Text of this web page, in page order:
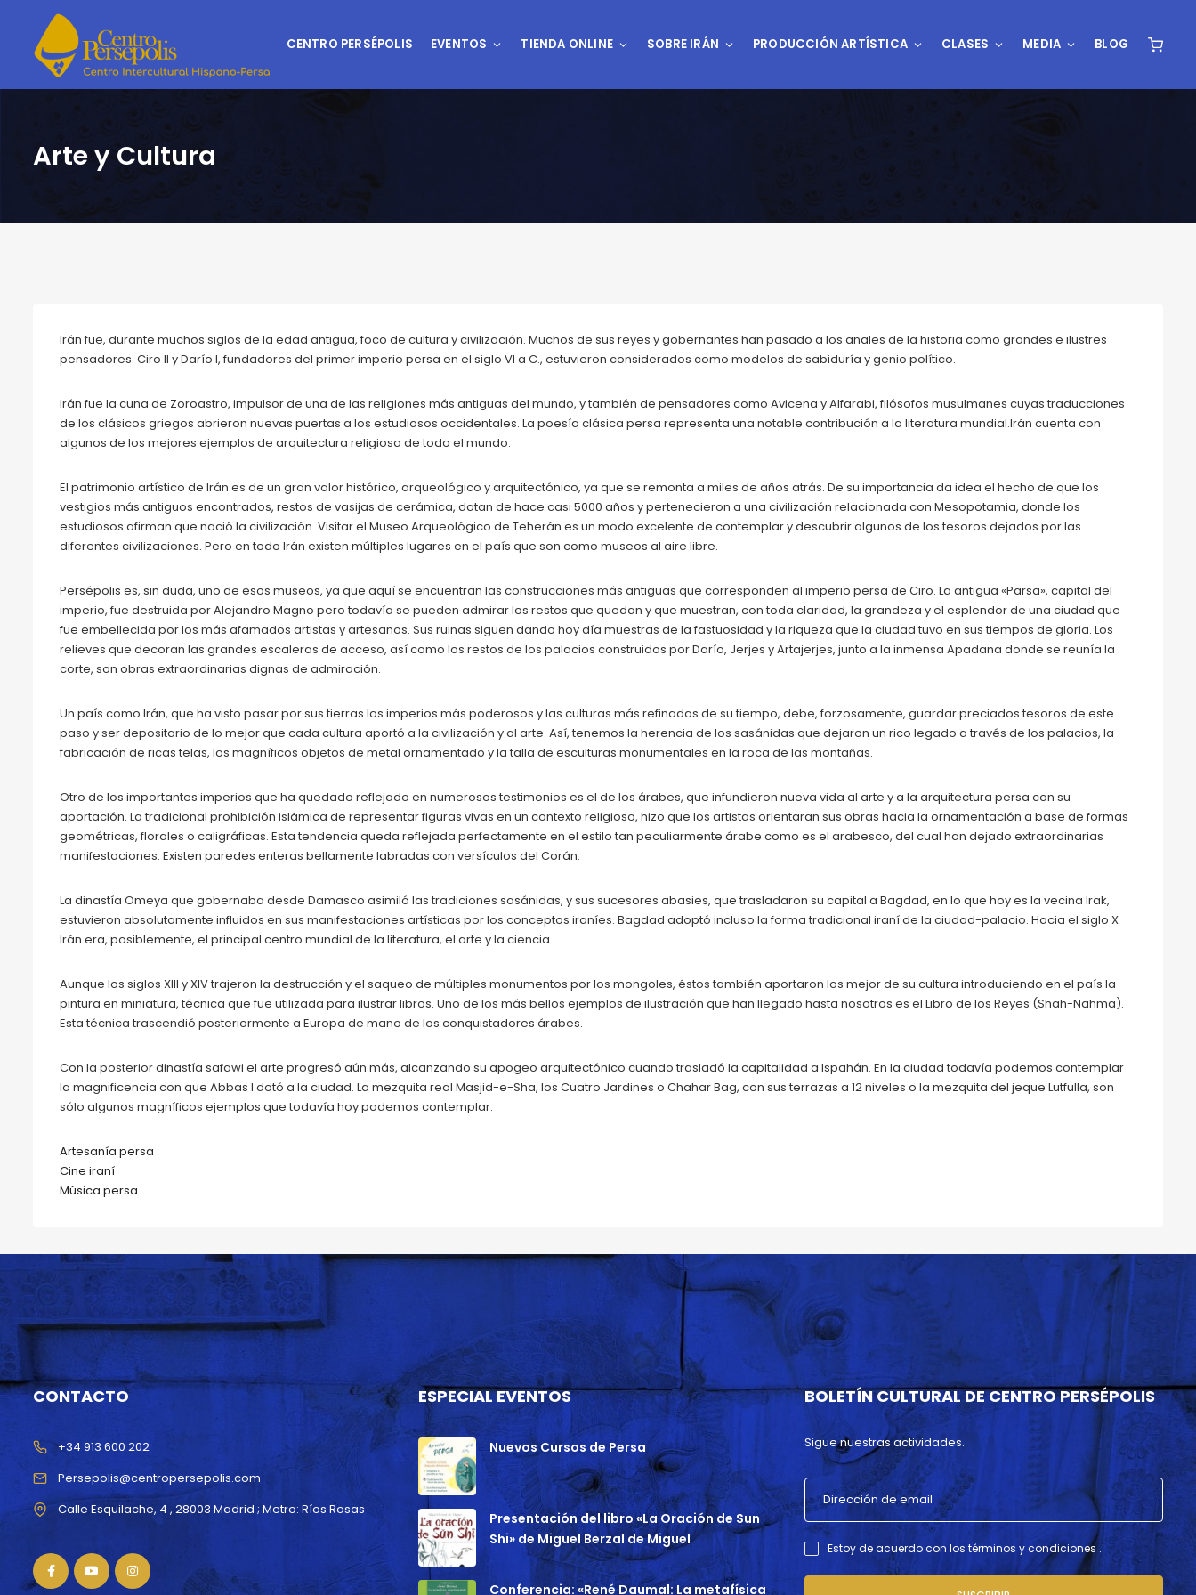
CENTRO PERSÉPOLIS EVENTOS TIENDA ONLINE SOBRE IRÁN PRODUCCIÓN ARTÍSTICA CLASES MEDIA BLOG
Arte y Cultura
Irán fue, durante muchos siglos de la edad antigua, foco de cultura y civilización. Muchos de sus reyes y gobernantes han pasado a los anales de la historia como grandes e ilustres
pensadores. Ciro II y Darío I, fundadores del primer imperio persa en el siglo VI a C., estuvieron considerados como modelos de sabiduría y genio político.
Irán fue la cuna de Zoroastro, impulsor de una de las religiones más antiguas del mundo, y también de pensadores como Avicena y Alfarabi, filósofos musulmanes cuyas traducciones
de los clásicos griegos abrieron nuevas puertas a los estudiosos occidentales. La poesía clásica persa representa una notable contribución a la literatura mundial.Irán cuenta con
algunos de los mejores ejemplos de arquitectura religiosa de todo el mundo.
El patrimonio artístico de Irán es de un gran valor histórico, arqueológico y arquitectónico, ya que se remonta a miles de años atrás. De su importancia da idea el hecho de que los
vestigios más antiguos encontrados, restos de vasijas de cerámica, datan de hace casi 5000 años y pertenecieron a una civilización relacionada con Mesopotamia, donde los
estudiosos afirman que nació la civilización. Visitar el Museo Arqueológico de Teherán es un modo excelente de contemplar y descubrir algunos de los tesoros dejados por las
diferentes civilizaciones. Pero en todo Irán existen múltiples lugares en el país que son como museos al aire libre.
Persépolis es, sin duda, uno de esos museos, ya que aquí se encuentran las construcciones más antiguas que corresponden al imperio persa de Ciro. La antigua «Parsa», capital del
imperio, fue destruida por Alejandro Magno pero todavía se pueden admirar los restos que quedan y que muestran, con toda claridad, la grandeza y el esplendor de una ciudad que
fue embellecida por los más afamados artistas y artesanos. Sus ruinas siguen dando hoy día muestras de la fastuosidad y la riqueza que la ciudad tuvo en sus tiempos de gloria. Los
relieves que decoran las grandes escaleras de acceso, así como los restos de los palacios construidos por Darío, Jerjes y Artajerjes, junto a la inmensa Apadana donde se reunía la
corte, son obras extraordinarias dignas de admiración.
Un país como Irán, que ha visto pasar por sus tierras los imperios más poderosos y las culturas más refinadas de su tiempo, debe, forzosamente, guardar preciados tesoros de este
paso y ser depositario de lo mejor que cada cultura aportó a la civilización y al arte. Así, tenemos la herencia de los sasánidas que dejaron un rico legado a través de los palacios, la
fabricación de ricas telas, los magníficos objetos de metal ornamentado y la talla de esculturas monumentales en la roca de las montañas.
Otro de los importantes imperios que ha quedado reflejado en numerosos testimonios es el de los árabes, que infundieron nueva vida al arte y a la arquitectura persa con su
aportación. La tradicional prohibición islámica de representar figuras vivas en un contexto religioso, hizo que los artistas orientaran sus obras hacia la ornamentación a base de formas
geométricas, florales o caligráficas. Esta tendencia queda reflejada perfectamente en el estilo tan peculiarmente árabe como es el arabesco, del cual han dejado extraordinarias
manifestaciones. Existen paredes enteras bellamente labradas con versículos del Corán.
La dinastía Omeya que gobernaba desde Damasco asimiló las tradiciones sasánidas, y sus sucesores abasies, que trasladaron su capital a Bagdad, en lo que hoy es la vecina Irak,
estuvieron absolutamente influidos en sus manifestaciones artísticas por los conceptos iraníes. Bagdad adoptó incluso la forma tradicional iraní de la ciudad-palacio. Hacia el siglo X
Irán era, posiblemente, el principal centro mundial de la literatura, el arte y la ciencia.
Aunque los siglos XIII y XIV trajeron la destrucción y el saqueo de múltiples monumentos por los mongoles, éstos también aportaron los mejor de su cultura introduciendo en el país la
pintura en miniatura, técnica que fue utilizada para ilustrar libros. Uno de los más bellos ejemplos de ilustración que han llegado hasta nosotros es el Libro de los Reyes (Shah-Nahma).
Esta técnica trascendió posteriormente a Europa de mano de los conquistadores árabes.
Con la posterior dinastía safawi el arte progresó aún más, alcanzando su apogeo arquitectónico cuando trasladó la capitalidad a Ispahán. En la ciudad todavía podemos contemplar
la magnificencia con que Abbas I dotó a la ciudad. La mezquita real Masjid-e-Sha, los Cuatro Jardines o Chahar Bag, con sus terrazas a 12 niveles o la mezquita del jeque Lutfulla, son
sólo algunos magníficos ejemplos que todavía hoy podemos contemplar.
Artesanía persa
Cine iraní
Música persa
CONTACTO
Persepolis@centropersepolis.com
+34 913 600 202
ESPECIAL EVENTOS
Nuevos Cursos de Persa
Presentación del libro «La Oración de Sun
Shi» de Miguel Berzal de Miguel
Conferencia: «René Daumal: La metafísica
BOLETÍN CULTURAL DE CENTRO PERSÉPOLIS
Sigue nuestras actividades.
Estoy de acuerdo con los términos y condiciones .